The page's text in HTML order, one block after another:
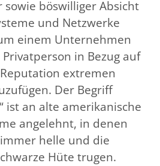
böswilliger Absicht
und Netzwerke
einem Unternehmen
in Bezug auf
extremen
Der Begriff
ist an alte amerikanische
angelehnt, in denen
helle und die
Hüte trugen.